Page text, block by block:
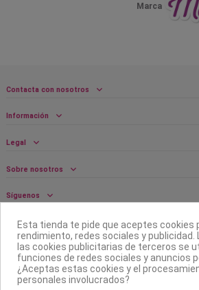
Marca
Contacta con nosotros
Información
Legal
Sobre nosotros
Síguenos
Boletín
Esta tienda te pide que aceptes cookies
rendimiento, redes sociales y publicidad.
las cookies publicitarias de terceros se
funciones de redes sociales y anuncios
¿Aceptas estas cookies y el
personales involucrados?